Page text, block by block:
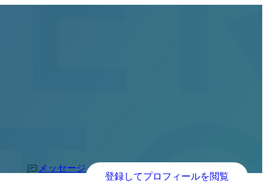
メッセージ
登録してプロフィールを閲覧